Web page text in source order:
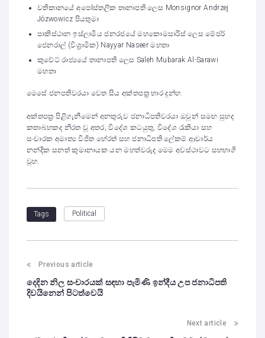
වතිකානයේ අපෝස්තලික තානාපති ලෙස Monsignor Andrzej
Józwowicz පියතුමා
පාකිස්ථාන ඉස්ලාමීය ජනරජයේ මහකොමසාරිස් ලෙස මේජර්
ජෙනරාල් (විශ්‍රාමික) Nayyar Naseer මහතා
කුවේට් රාජ්‍යයේ තානාපති ලෙස Saleh Mubarak Al-Sarawi
මහතා
මෙසේ ජනපතිවරයා වෙත සිය අක්තපත්‍ර භාර දුන්හ.
අක්තපත්‍ර පිළිගැනීමෙන් අනතුරුව ජනාධිපතිවරයා ඔවුන් සමඟ සුහද
කතාබහකද නිරත වූ අතර, විදේශ කටයුතු, විදේශ රැකියා සහ
සංචාරක අමාත්‍ය විජිත හේරත් සහ ජනාධිපති ලේකම් ආචාර්ය
නන්දික සනත් කුමානායක යන මහත්වරුද මෙම අවස්ථාවට සහභාගි
වූහ.
Tags Political
Previous article
දෙදින නිල සංචාරයක් සඳහා පැමිණි ඉන්දීය උප ජනාධිපති
දිවයිනෙන් පිටත්වෙයි
Next article